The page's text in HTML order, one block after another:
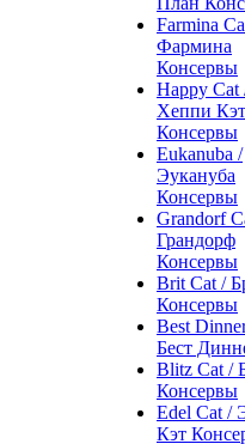
Farmina
Фармина
Консервы
Happy Cat
Хеппи Кэт
Консервы
Eukanuba /
Эукануба
Консервы
Grandorf
Грандорф
Консервы
Brit Cat /
Консервы
Best
Бест
Blitz Cat /
Консервы
Edel Cat /
Кэт